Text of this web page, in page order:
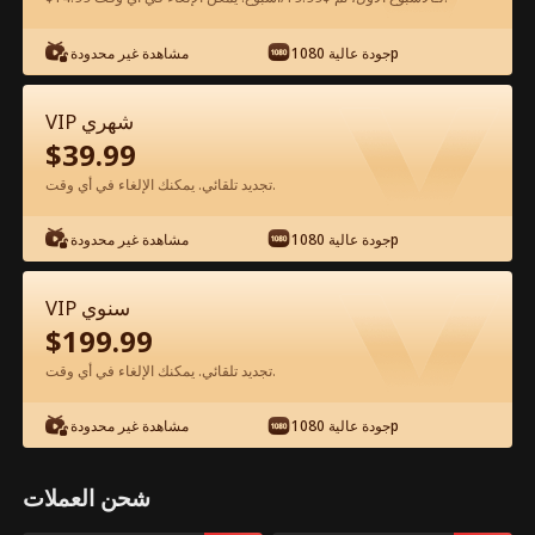
شاهد مجانًا في التطبيق
الحلقة 74 - عودة المتسوّل: أنقذته الجميلة
الفيلم كامل
مشاهدة غير محدودة جودة عالية 1080p
VIP شهري
$39.99
تجديد تلقائي. يمكنك الإلغاء في أي وقت.
مشاهدة غير محدودة جودة عالية 1080p
VIP سنوي
$199.99
تجديد تلقائي. يمكنك الإلغاء في أي وقت.
مشاهدة غير محدودة جودة عالية 1080p
شحن العملات